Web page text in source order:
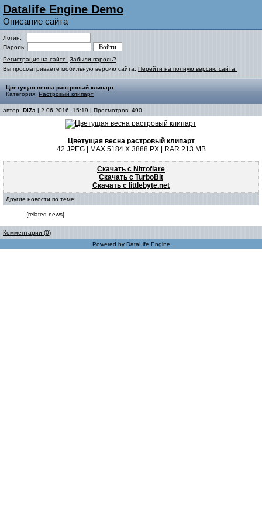
Datalife Engine Demo
Описание сайта
Логин:
Пароль:
Регистрация на сайте! Забыли пароль?
Вы просматриваете мобильную версию сайта. Перейти на полную версию сайта.
Цветущая весна растровый клипарт
Категория: Растровый клипарт
автор: DiZa | 2-06-2016, 15:19 | Просмотров: 490
Цветущая весна растровый клипарт
42 JPEG | MAX 5184 X 3888 PX | RAR 213 MB
Скачать с Nitroflare
Скачать с TurboBit
Скачать с littlebyte.net
Другие новости по теме:
{related-news}
Комментарии (0)
Powered by DataLife Engine